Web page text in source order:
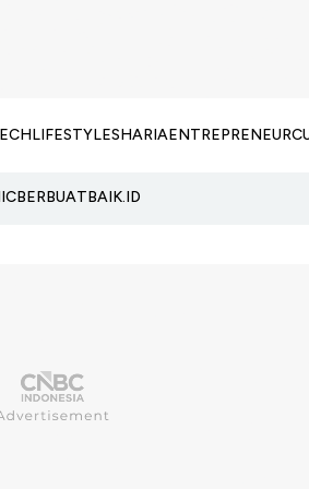
LIFESTYLESHARIAENTREPRENEUR
BERBUATBAIK.ID